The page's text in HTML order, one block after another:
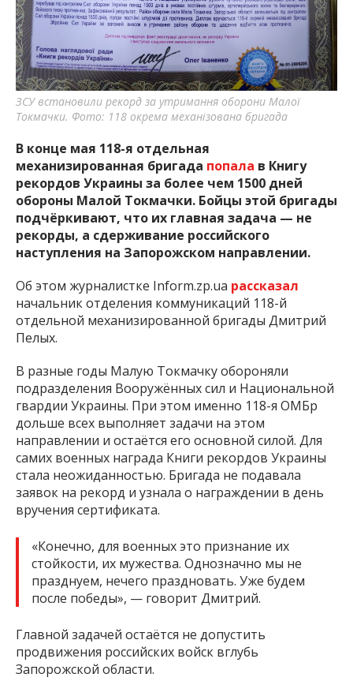
важную информацию о событиях
города Запорожья и области.
ЗСУ встановили рекорд за утримання оборони Малої
Токмачки. Фото: 118 окрема механізована бригада
В конце мая 118-я отдельная
механизированная бригада попала в Книгу
рекордов Украины за более чем 1500 дней
обороны Малой Токмачки. Бойцы этой бригады
подчёркивают, что их главная задача — не
рекорды, а сдерживание российского
наступления на Запорожском направлении.
Об этом журналистке Inform.zp.ua рассказал
начальник отделения коммуникаций 118-й
отдельной механизированной бригады Дмитрий
Пелых.
В разные годы Малую Токмачку обороняли
подразделения Вооружённых сил и Национальной
гвардии Украины. При этом именно 118-я ОМБр
дольше всех выполняет задачи на этом
направлении и остаётся его основной силой. Для
самих военных награда Книги рекордов Украины
стала неожиданностью. Бригада не подавала
заявок на рекорд и узнала о награждении в день
вручения сертификата.
«Конечно, для военных это признание их
стойкости, их мужества. Однозначно мы не
празднуем, нечего праздновать. Уже будем
после победы», — говорит Дмитрий.
Главной задачей остаётся не допустить
продвижения российских войск вглубь
Запорожской области.